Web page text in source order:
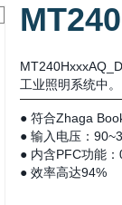
工业照明系统中。
● 符合Zhaga
● 输入电压：
● 内含PFC功能
● 效率高达94%